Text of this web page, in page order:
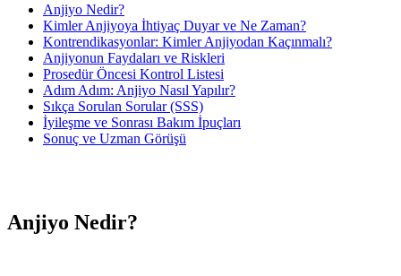
Anjiyo Nedir?
Kimler Anjiyoya İhtiyaç Duyar ve Ne Zaman?
Kontrendikasyonlar: Kimler Anjiyodan Kaçınmalı?
Anjiyonun Faydaları ve Riskleri
Prosedür Öncesi Kontrol Listesi
Adım Adım: Anjiyo Nasıl Yapılır?
Sıkça Sorulan Sorular (SSS)
İyileşme ve Sonrası Bakım İpuçları
Sonuç ve Uzman Görüşü
Anjiyo Nedir?